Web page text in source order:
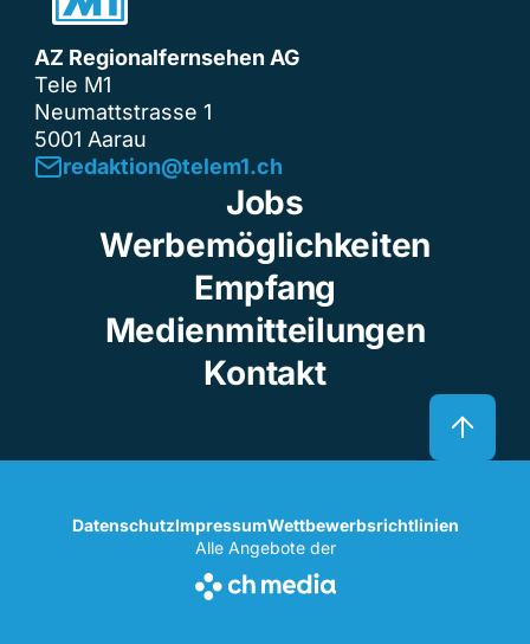
AZ Regionalfernsehen AG
Tele M1
Neumattstrasse 1
5001 Aarau
redaktion@telem1.ch
Jobs
Werbemöglichkeiten
Empfang
Medienmitteilungen
Kontakt
DatenschutzImpressumWettbewerbsrichtlinien
Alle Angebote der